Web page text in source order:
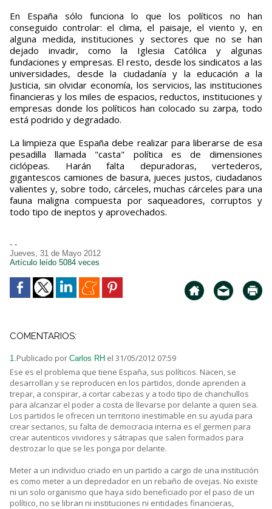
En España sólo funciona lo que los políticos no han
conseguido controlar: el clima, el paisaje, el viento y, en
alguna medida, instituciones y sectores que no se han
dejado invadir, como la Iglesia Católica y algunas
fundaciones y empresas. El resto, desde los sindicatos a las
universidades, desde la ciudadanía y la educación a la
Justicia, sin olvidar economía, los servicios, las instituciones
financieras y los miles de espacios, reductos, instituciones y
empresas donde los políticos han colocado su zarpa, todo
está podrido y degradado.
La limpieza que España debe realizar para liberarse de esa
pesadilla llamada "casta" política es de dimensiones
ciclópeas. Harán falta depuradoras, vertederos,
gigantescos camiones de basura, jueces justos, ciudadanos
valientes y, sobre todo, cárceles, muchas cárceles para una
fauna maligna compuesta por saqueadores, corruptos y
todo tipo de ineptos y aprovechados.
- -
Jueves, 31 de Mayo 2012
Artículo leído 5084 veces
COMENTARIOS:
1.Publicado por Carlos RH el 31/05/2012 07:59
Ese es el problema que tiene España, sus políticos. Nacen, se
desarrollan y se reproducen en los partidos, donde aprenden a
trepar, a conspirar, a cortar cabezas y a todo tipo de chanchullos
para alcanzar el poder a costa de llevarse por delante a quien sea.
Los partidos le ofrecen un territorio inestimable en su ayuda para
crear sectarios, su falta de democracia interna es el germen para
crear autenticos vividores y sátrapas que salen formados para
destrozar lo que se les ponga por delante.
Meter a un individuo criado en un partido a cargo de una institución
es como meter a un depredador en un rebaño de ovejas. No existe
ni un solo organismo que haya sido beneficiado por el paso de un
político, no se libran ni instituciones ni entidades financieras,